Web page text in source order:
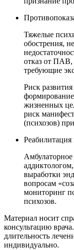
Тяжелые
обострения,
отказ от ПАВ,
требующие
Риск
жизненных
риск
(психозов)
выработки
вопросам
мониторинг
психозов.
Материал носит
консультацию
длительность
индивидуально.